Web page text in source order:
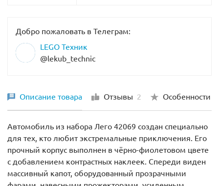
Добро пожаловать в Телеграм:
LEGO Техник
@lekub_technic
Описание товара Отзывы 2 Особенности
Автомобиль из набора Лего 42069 создан специально
для тех, кто любит экстремальные приключения. Его
прочный корпус выполнен в чёрно-фиолетовом цвете
с добавлением контрастных наклеек. Спереди виден
массивный капот, оборудованный прозрачными